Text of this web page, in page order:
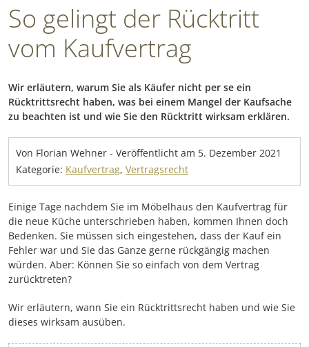
So gelingt der Rücktritt
vom Kaufvertrag
Wir erläutern, warum Sie als Käufer nicht per se ein
Rücktrittsrecht haben, was bei einem Mangel der Kaufsache
zu beachten ist und wie Sie den Rücktritt wirksam erklären.
Von Florian Wehner - Veröffentlicht am 5. Dezember 2021
Kategorie: Kaufvertrag, Vertragsrecht
Einige Tage nachdem Sie im Möbelhaus den Kaufvertrag für
die neue Küche unterschrieben haben, kommen Ihnen doch
Bedenken. Sie müssen sich eingestehen, dass der Kauf ein
Fehler war und Sie das Ganze gerne rückgängig machen
würden. Aber: Können Sie so einfach von dem Vertrag
zurücktreten?
Wir erläutern, wann Sie ein Rücktrittsrecht haben und wie Sie
dieses wirksam ausüben.